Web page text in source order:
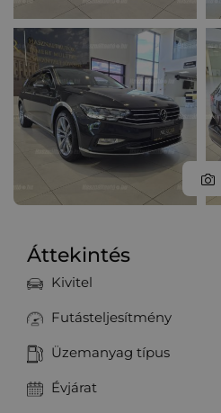
Áttekintés
Kivitel
Futásteljesítmény
Üzemanyag típus
Évjárat